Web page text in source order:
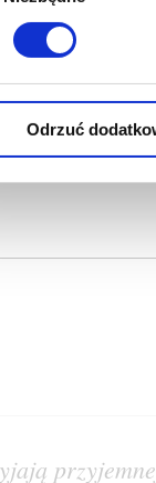
Odrzuć
wina w
niektóre wina
być
starzenia →